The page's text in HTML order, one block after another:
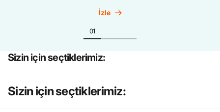
İzle
Sizin için seçtiklerimiz:
Sizin için seçtiklerimiz: